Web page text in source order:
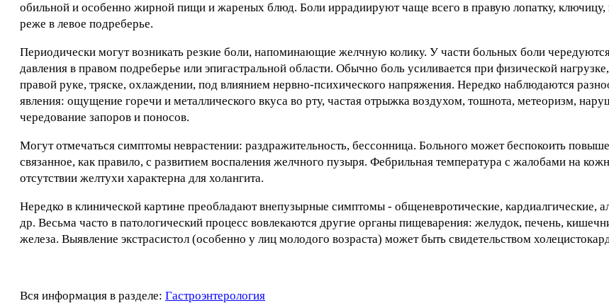
обильной и особенно жирной пищи и жареных блюд. Боли иррадиируют чаще всего в правую лопатку, ключицу,
реже в левое подреберье.
Периодически могут возникать резкие боли, напоминающие желчную колику. У части больных боли
давления в правом подреберье или эпигастральной области. Обычно боль усиливается при физической
правой руке, тряске, охлаждении, под влиянием нервно-психического напряжения. Нередко наблюдаются
явления: ощущение горечи и металлического вкуса во рту, частая отрыжка воздухом, тошнота, метеоризм,
чередование запоров и поносов.
Могут отмечаться симптомы неврастении: раздражительность, бессонница. Больного может беспокоить
связанное, как правило, с развитием воспаления желчного пузыря. Фебрильная температура с жалобами на
отсутствии желтухи характерна для холангита.
Нередко в клинической картине преобладают внепузырные симптомы - общеневротические, кардиалгические,
др. Весьма часто в патологический процесс вовлекаются другие органы пищеварения: желудок, печень,
железа. Выявление экстрасистол (особенно у лиц молодого возраста) может быть свидетельством
Вся информация в разделе: Гастроэнтерология